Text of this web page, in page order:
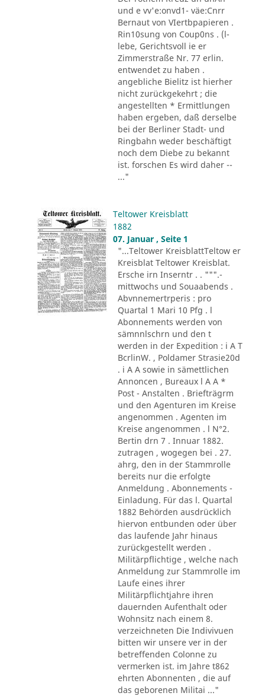
und e vv'e:onvd1- väe:Cnrr
Bernaut von VIertbpapieren .
Rin10sung von Coup0ns . (l-
lebe, Gerichtsvoll ie er
Zimmerstraße Nr. 77 erlin.
entwendet zu haben .
angebliche Bielitz ist hierher
nicht zurückgekehrt ; die
angestellten * Ermittlungen
haben ergeben, daß derselbe
bei der Berliner Stadt- und
Ringbahn weder beschäftigt
noch dem Diebe zu bekannt
ist. forschen Es wird daher --
..."
Teltower Kreisblatt
1882
07. Januar , Seite 1
"...Teltower KreisblattTeltow er
Kreisblat Teltower Kreisblat.
Ersche irn Inserntr . . """.-
mittwochs und Souaabends .
Abvnnemertrperis : pro
Quartal 1 Mari 10 Pfg . l
Abonnements werden von
sämnnlschrn und den t
werden in der Expedition : i A T
BcrlinW. , Poldamer Strasie20d
. i A A sowie in sämettlichen
Annoncen , Bureaux l A A *
Post - Anstalten . Briefträgrm
und den Agenturen im Kreise
angenommen . Agenten im
Kreise angenommen . l N°2.
Bertin drn 7 . Innuar 1882.
zutragen , wogegen bei . 27.
ahrg, den in der Stammrolle
bereits nur die erfolgte
Anmeldung . Abonnements -
Einladung. Für das l. Quartal
1882 Behörden ausdrücklich
hiervon entbunden oder über
das laufende Jahr hinaus
zurückgestellt werden .
Militärpflichtige , welche nach
Anmeldung zur Stammrolle im
Laufe eines ihrer
Militärpflichtjahre ihren
dauernden Aufenthalt oder
Wohnsitz nach einem 8.
verzeichneten Die Indivivuen
bitten wir unsere ver in der
betreffenden Colonne zu
vermerken ist. im Jahre t862
ehrten Abonnenten , die auf
das geborenen Militai ..."